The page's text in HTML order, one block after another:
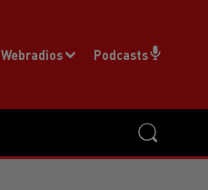
Webradios Podcasts